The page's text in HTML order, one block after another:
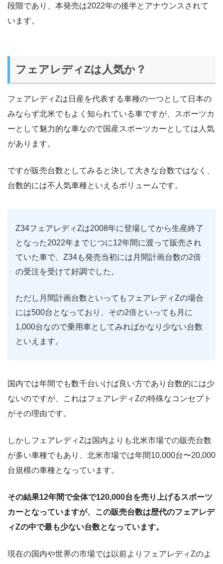
段階であり、本発売は2022年の後半とアナウンスされて
います。
フェアレディZは人気か？
フェアレディZは日産を代表する車種の一つとして日本の
みならず北米でもよく知られている車ですが、スポーツカ
ーとして魅力的な車なので国産スポーツカーとしては人気
があります。
ですが販売台数としてみると決して大きな台数ではなく、
台数的には不人気車種といえるボリュームです。
Z34フェアレディZは2008年に登場してから生産終了
となった2022年までじつに12年間に渡って販売され
ていた車で、Z34も発売当初には月間計画台数の2倍
の受注を受けて好調でした。
ただし月間計画台数といってもフェアレディZの場合
には500台となっており、その2倍といっても月に
1,000台なので乗用車としてみればかなり少ない台数
といえます。
国内では年間でも数千台いけば良い方であり台数的には少
ないのですが、これはフェアレディZの特殊なコンセプト
がその理由です。
しかしフェアレディZは国内よりも北米市場での販売台数
が多い車種でもあり、北米市場では年間10,000台〜20,000
台規模の車種となっています。
その結果12年間で全体で120,000台を売り上げるスポーツ
カーとなっていますが、この販売台数は歴代のフェアレデ
ィZの中で最も少ない台数となっています。
現在の国内や世界の市場では以前よりフェアレディZのよ